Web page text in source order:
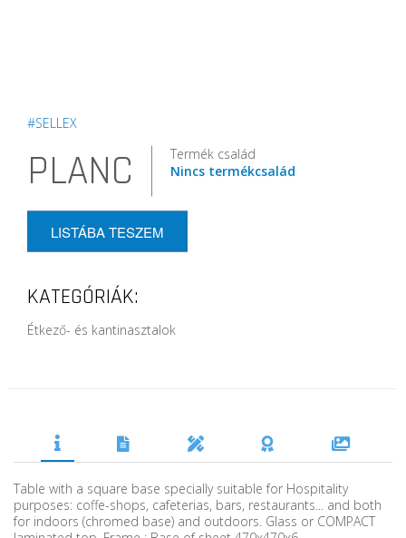
#SELLEX
PLANC
Termék család
Nincs termékcsalád
LISTÁBA TESZEM
KATEGÓRIÁK:
Étkező- és kantinasztalok
Table with a square base specially suitable for Hospitality
purposes: coffe-shops, cafeterias, bars, restaurants... and both
for indoors (chromed base) and outdoors. Glass or COMPACT